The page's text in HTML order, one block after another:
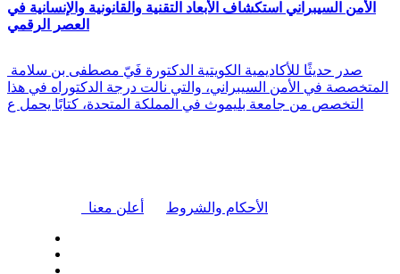
الأمن السيبراني استكشاف الأبعاد التقنية والقانونية والإنسانية في
العصر الرقمي
المتخصصة في الأمن السيبراني، والتي نالت درجة الدكتوراه في هذا
التخصص من جامعة بليموث في المملكة المتحدة، كتابًا يحمل ع
أعلن معنا الأحكام والشروط